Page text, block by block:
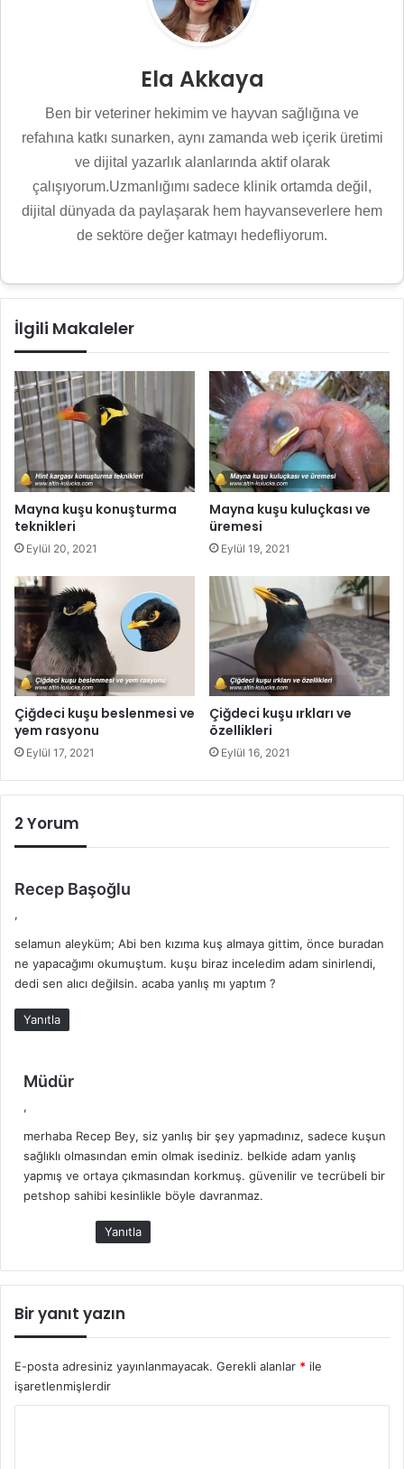
Ela Akkaya
Ben bir veteriner hekimim ve hayvan sağlığına ve
refahına katkı sunarken, aynı zamanda web içerik üretimi
ve dijital yazarlık alanlarında aktif olarak
çalışıyorum.Uzmanlığımı sadece klinik ortamda değil,
dijital dünyada da paylaşarak hem hayvanseverlere hem
de sektöre değer katmayı hedefliyorum.
İlgili Makaleler
Mayna kuşu konuşturma
teknikleri
Eylül 20, 2021
Mayna kuşu kuluçkası ve
üremesi
Eylül 19, 2021
Çiğdeci kuşu beslenmesi ve
yem rasyonu
Eylül 17, 2021
Çiğdeci kuşu ırkları ve
özellikleri
Eylül 16, 2021
2 Yorum
Recep Başoğlu
i
k
i
,
selamun aleyküm; Abi ben kızıma kuş almaya gittim, önce buradan
ne yapacağımı okumuştum. kuşu biraz inceledim adam sinirlendi,
dedi sen alıcı değilsin. acaba yanlış mı yaptım ?
Yanıtla
Müdür
k
i
:
,
merhaba Recep Bey, siz yanlış bir şey yapmadınız, sadece kuşun
sağlıklı olmasından emin olmak isediniz. belkide adam yanlış
yapmış ve ortaya çıkmasından korkmuş. güvenilir ve tecrübeli bir
petshop sahibi kesinlikle böyle davranmaz.
Yanıtla
Bir yanıt yazın
E-posta adresiniz yayınlanmayacak. Gerekli alanlar * ile
işaretlenmişlerdir